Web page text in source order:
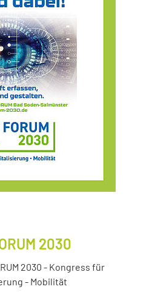
2030
2030 - Kongress für
- Mobilität